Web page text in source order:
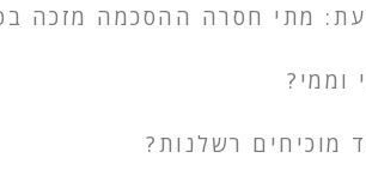
מתי חסרה ההסכמה מזכה
וממי?
מוכיחים רשלנות?